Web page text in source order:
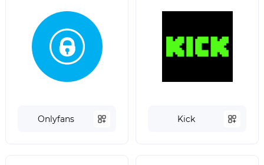
Onlyfans Kick